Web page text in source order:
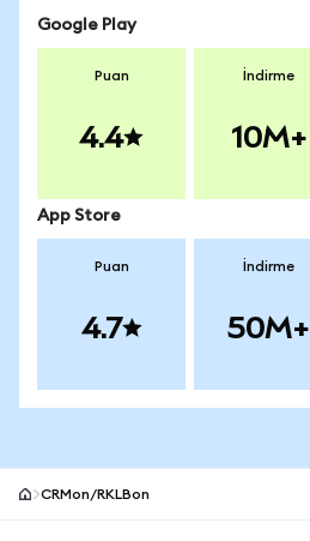
Google Play
Puan
4.4
İndirme
10M+
App Store
Puan
4.7
İndirme
50M+
CRMon/RKLBon